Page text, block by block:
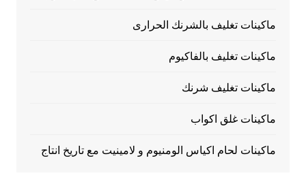
ماكينات تغليف بالشرنك الحرارى
ماكينات تغليف بالفاكيوم
ماكينات تغليف شرنك
ماكينات غلق اكواب
ماكينات لحام اكياس الومنيوم و لامينيت مع تاريخ انتاج